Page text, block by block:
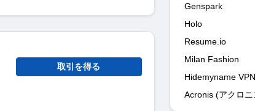
取引を得る
Genspark
Holo
Resume.io
Milan Fashion
Hidemyname VPN
Acronis (アクロニ